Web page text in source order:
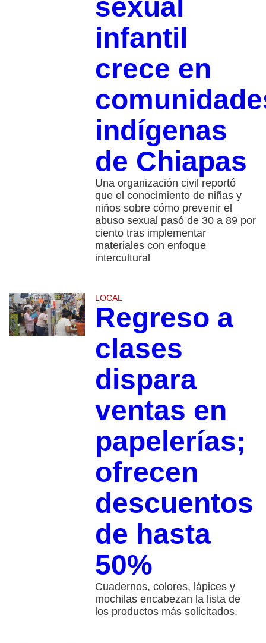
sexual
infantil
crece en
indígenas
de Chiapas
Una organización civil reportó
que el conocimiento de niñas y
niños sobre cómo prevenir el
abuso sexual pasó de 30 a 89 por
ciento tras implementar
materiales con enfoque
intercultural
LOCAL
Regreso a
clases
dispara
ventas en
papelerías;
ofrecen
descuentos
de hasta
50%
Cuadernos, colores, lápices y
mochilas encabezan la lista de
los productos más solicitados.